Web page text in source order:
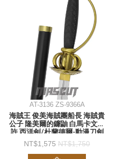
AT-3136 ZS-9366A
海賊王 俊美海賊團船長 海賊貴
公子 隆美爾的鐮鼬 白馬卡文迪
許 西洋劍/杜蘭德爾-動漫刀劍
1,575 1,750